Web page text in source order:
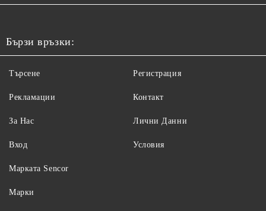
Бързи връзки:
Търсене
Рекламации
За Нас
Вход
Регистрация
Контакт
Лични Данни
Условия
Maрката Sencor
Марки